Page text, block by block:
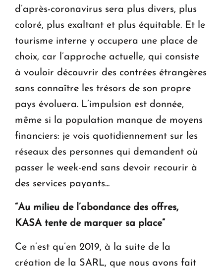
d’après-coronavirus sera plus divers, plus
coloré, plus exaltant et plus équitable. Et le
tourisme interne y occupera une place de
choix, car l’approche actuelle, qui consiste
à vouloir découvrir des contrées étrangères
sans connaître les trésors de son propre
pays évoluera. L’impulsion est donnée,
même si la population manque de moyens
financiers: je vois quotidiennement sur les
réseaux des personnes qui demandent où
passer le week-end sans devoir recourir à
des services payants...
“Au milieu de l’abondance des offres,
KASA tente de marquer sa place”
Ce n’est qu’en 2019, à la suite de la
création de la SARL, que nous avons fait